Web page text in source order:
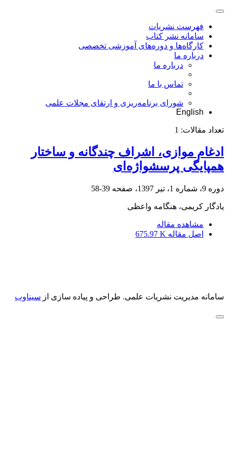
فهرست نشریات
سامانه نشر کتاب
کارگاه‌ها و دوره‌های آموزشی تخصصی
درباره ما
درباره ما
تماس با ما
شورای برنامه‌ریزی و ارتقای مجلات علمی
English
تعداد مقالات: 1
ادغام موازی، اشراف چندگانه و ساختار
همپایگی پرسشواژه‌ای
دوره 9، شماره 1، تیر 1397، صفحه 39-58
یادگار کریمی، هنگامه واعظی
مشاهده مقاله
اصل مقاله 675.97 K
سامانه مدیریت نشریات علمی. طراحی و پیاده سازی از سیناوب